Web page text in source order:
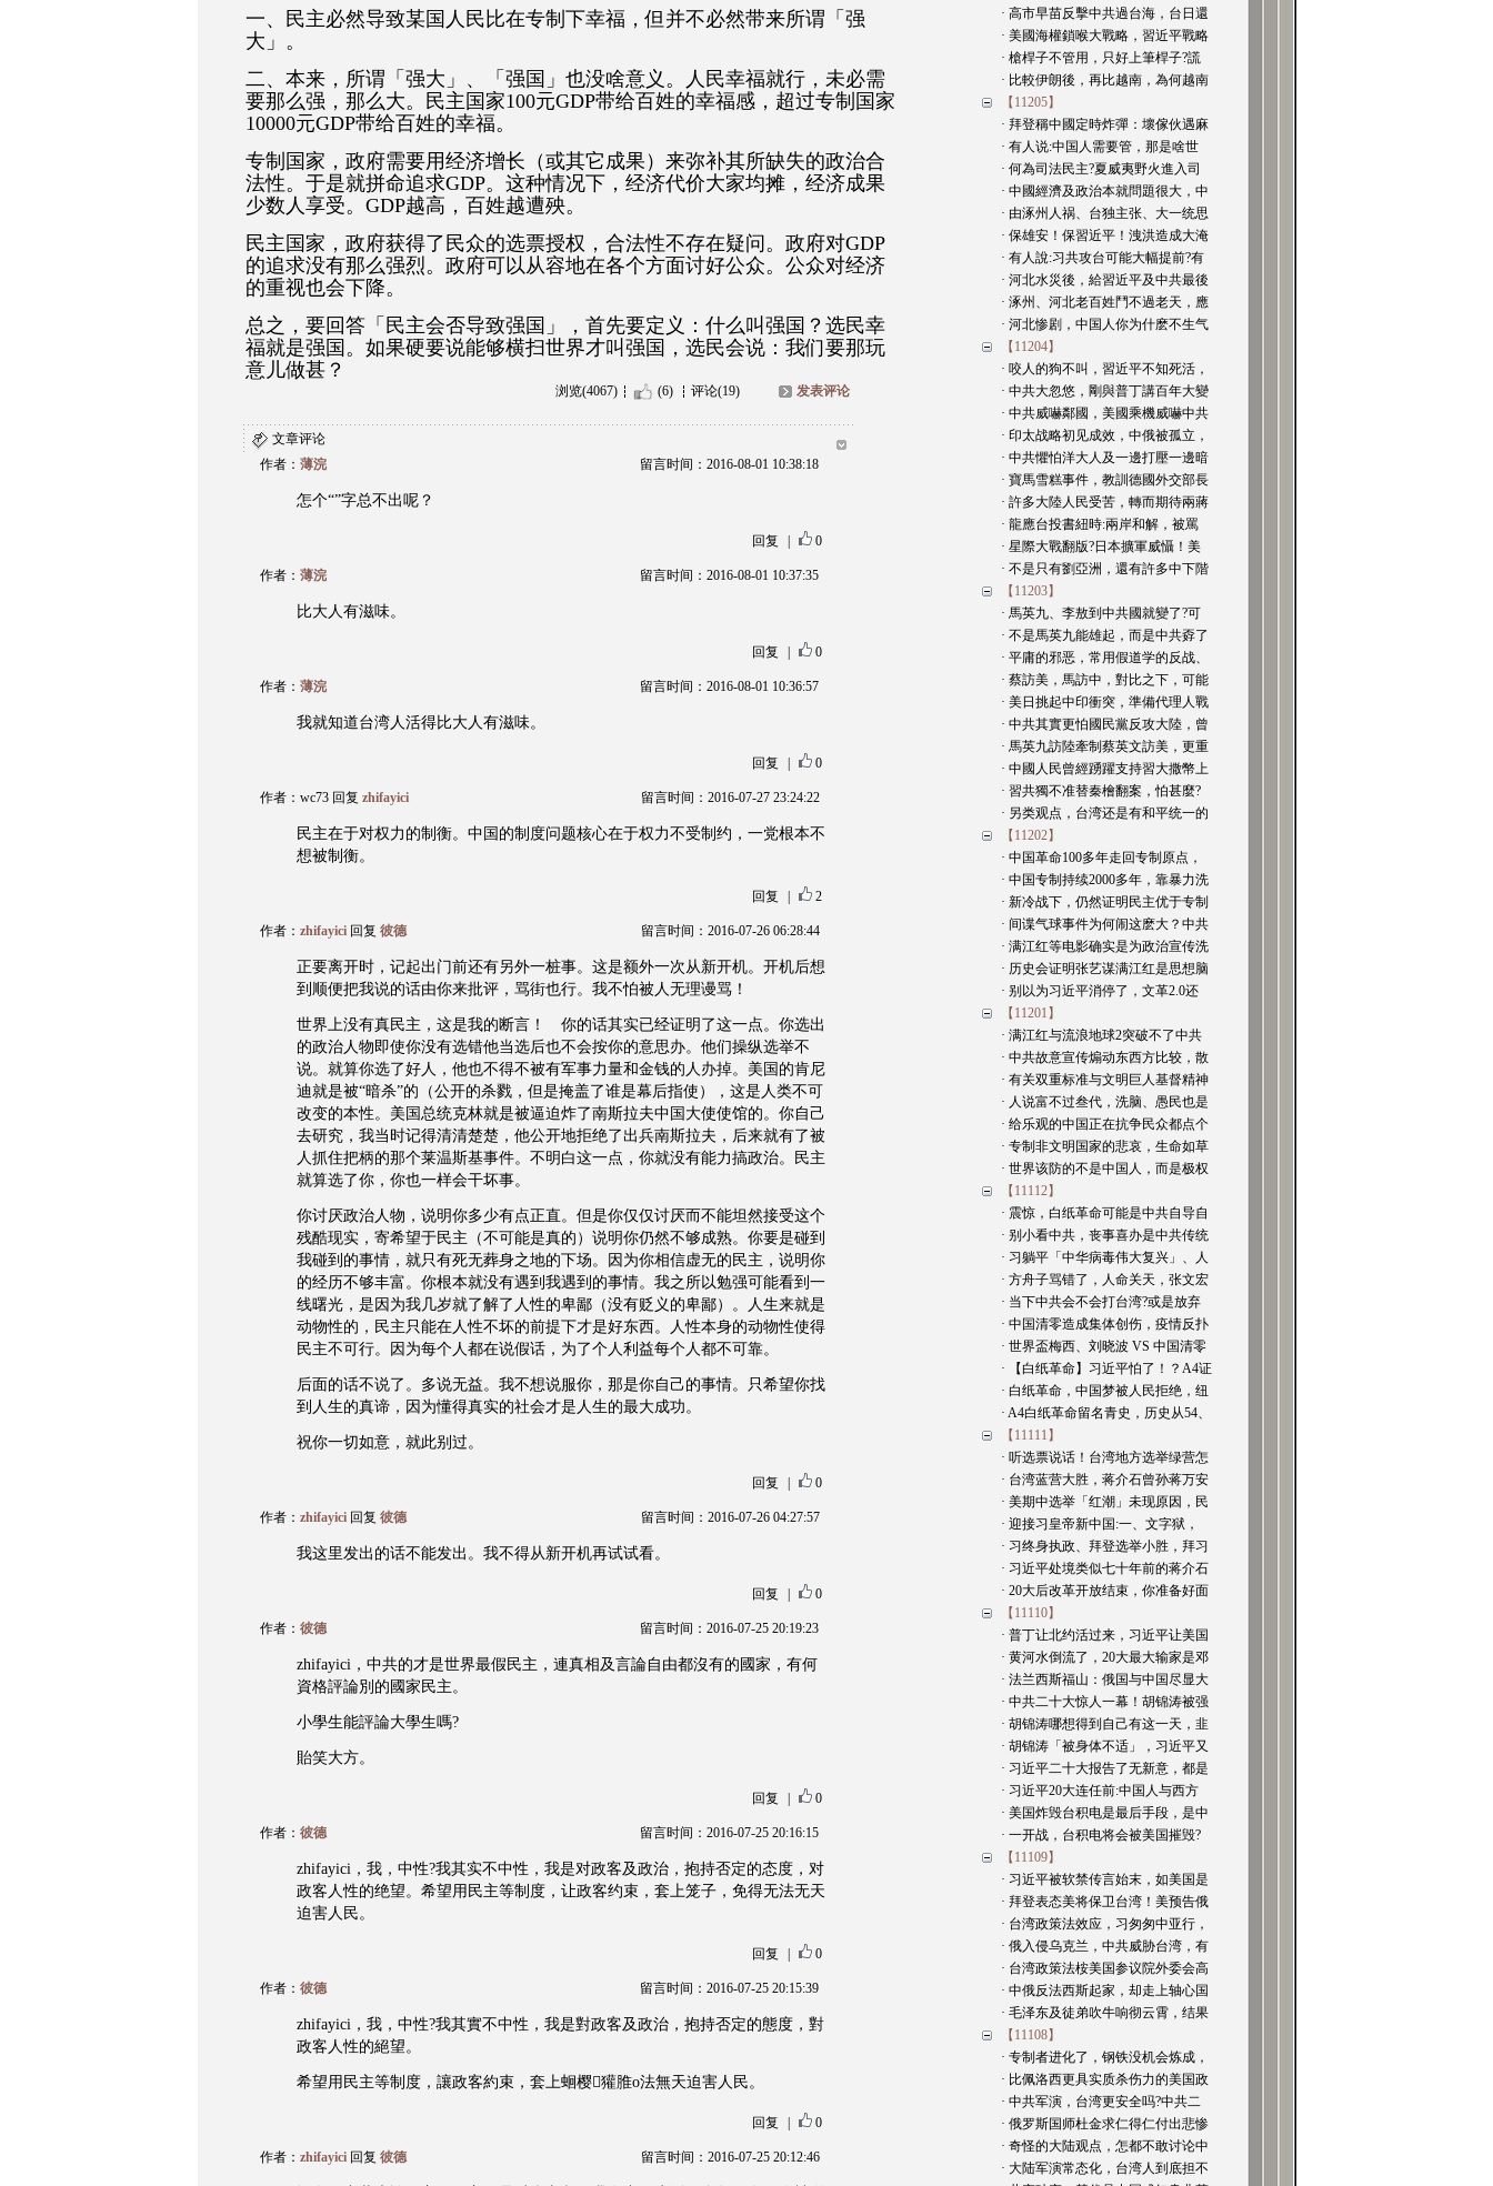
一、民主必然导致某国人民比在专制下幸福，但并不必然带来所谓「强
大」。
二、本来，所谓「强大」、「强国」也没啥意义。人民幸福就行，未必需
要那么强，那么大。民主国家100元GDP带给百姓的幸福感，超过专制国家
10000元GDP带给百姓的幸福。
专制国家，政府需要用经济增长（或其它成果）来弥补其所缺失的政治合
法性。于是就拼命追求GDP。这种情况下，经济代价大家均摊，经济成果
少数人享受。GDP越高，百姓越遭殃。
民主国家，政府获得了民众的选票授权，合法性不存在疑问。政府对GDP
的追求没有那么强烈。政府可以从容地在各个方面讨好公众。公众对经济
的重视也会下降。
总之，要回答「民主会否导致强国」，首先要定义：什么叫强国？选民幸
福就是强国。如果硬要说能够横扫世界才叫强国，选民会说：我们要那玩
意儿做甚？
浏览(4067) (6) 评论(19) 发表评论
文章评论
作者： 薄浣 留言时间：2016-08-01 10:38:18
怎个“”字总不出呢？
回复 0
作者： 薄浣 留言时间：2016-08-01 10:37:35
比大人有滋味。
回复 0
作者： 薄浣 留言时间：2016-08-01 10:36:57
我就知道台湾人活得比大人有滋味。
回复 0
作者：wc73 回复 zhifayici 留言时间：2016-07-27 23:24:22
民主在于对权力的制衡。中国的制度问题核心在于权力不受制约，一党根本不
想被制衡。
回复 2
作者： zhifayici回复 彼德 留言时间：2016-07-26 06:28:44
正要离开时，记起出门前还有另外一桩事。这是额外一次从新开机。开机后想
到顺便把我说的话由你来批评，骂街也行。我不怕被人无理谩骂！
世界上没有真民主，这是我的断言！ 你的话其实已经证明了这一点。你选出
的政治人物即使你没有选错他当选后也不会按你的意思办。他们操纵选举不
说。就算你选了好人，他也不得不被有军事力量和金钱的人办掉。美国的肯尼
迪就是被“暗杀”的（公开的杀戮，但是掩盖了谁是幕后指使），这是人类不可
改变的本性。美国总统克林就是被逼迫炸了南斯拉夫中国大使使馆的。你自己
去研究，我当时记得清清楚楚，他公开地拒绝了出兵南斯拉夫，后来就有了被
人抓住把柄的那个莱温斯基事件。不明白这一点，你就没有能力搞政治。民主
就算选了你，你也一样会干坏事。
你讨厌政治人物，说明你多少有点正直。但是你仅仅讨厌而不能坦然接受这个
残酷现实，寄希望于民主（不可能是真的）说明你仍然不够成熟。你要是碰到
我碰到的事情，就只有死无葬身之地的下场。因为你相信虚无的民主，说明你
的经历不够丰富。你根本就没有遇到我遇到的事情。我之所以勉强可能看到一
线曙光，是因为我几岁就了解了人性的卑鄙（没有贬义的卑鄙）。人生来就是
动物性的，民主只能在人性不坏的前提下才是好东西。人性本身的动物性使得
民主不可行。因为每个人都在说假话，为了个人利益每个人都不可靠。
后面的话不说了。多说无益。我不想说服你，那是你自己的事情。只希望你找
到人生的真谛，因为懂得真实的社会才是人生的最大成功。
祝你一切如意，就此别过。
回复 0
作者： zhifayici回复 彼德 留言时间：2016-07-26 04:27:57
我这里发出的话不能发出。我不得从新开机再试试看。
回复 0
作者： 彼德 留言时间：2016-07-25 20:19:23
zhifayici，中共的才是世界最假民主，連真相及言論自由都沒有的國家，有何
資格評論別的國家民主。
小學生能評論大學生嗎?
貽笑大方。
回复 0
作者： 彼德 留言时间：2016-07-25 20:16:15
zhifayici，我，中性?我其实不中性，我是对政客及政治，抱持否定的态度，对
政客人性的绝望。希望用民主等制度，让政客约束，套上笼子，免得无法无天
迫害人民。
回复 0
作者： 彼德 留言时间：2016-07-25 20:15:39
zhifayici，我，中性?我其實不中性，我是對政客及政治，抱持否定的態度，對
政客人性的絕望。
希望用民主等制度，讓政客約束，套上蛔樱獾脽o法無天迫害人民。
回复 0
作者： zhifayici回复 彼德 留言时间：2016-07-25 20:12:46
· 高市早苗反擊中共過台海，台日還
· 美國海權鎖喉大戰略，習近平戰略
· 槍桿子不管用，只好上筆桿子?謊
· 比較伊朗後，再比越南，為何越南
【11205】
· 拜登稱中國定時炸彈：壞傢伙遇麻
· 有人说:中国人需要管，那是啥世
· 何為司法民主?夏威夷野火進入司
· 中國經濟及政治本就問題很大，中
· 由涿州人祸、台独主张、大一统思
· 保雄安！保習近平！洩洪造成大淹
· 有人說:习共攻台可能大幅提前?有
· 河北水災後，給習近平及中共最後
· 涿州、河北老百姓鬥不過老天，應
· 河北惨剧，中国人你为什麽不生气
【11204】
· 咬人的狗不叫，習近平不知死活，
· 中共大忽悠，剛與普丁講百年大變
· 中共威嚇鄰國，美國乘機威嚇中共
· 印太战略初见成效，中俄被孤立，
· 中共懼怕洋大人及一邊打壓一邊暗
· 寶馬雪糕事件，教訓德國外交部長
· 許多大陸人民受苦，轉而期待兩蔣
· 龍應台投書紐時:兩岸和解，被罵
· 星際大戰翻版?日本擴軍威懾！美
· 不是只有劉亞洲，還有許多中下階
【11203】
· 馬英九、李敖到中共國就變了?可
· 不是馬英九能雄起，而是中共孬了
· 平庸的邪恶，常用假道学的反战、
· 蔡訪美，馬訪中，對比之下，可能
· 美日挑起中印衝突，準備代理人戰
· 中共其實更怕國民黨反攻大陸，曾
· 馬英九訪陸牽制蔡英文訪美，更重
· 中國人民曾經踴躍支持習大撒幣上
· 習共獨不准替秦檜翻案，怕甚麼?
· 另类观点，台湾还是有和平统一的
【11202】
· 中国革命100多年走回专制原点，
· 中国专制持续2000多年，靠暴力洗
· 新冷战下，仍然证明民主优于专制
· 间谍气球事件为何闹这麽大？中共
· 满江红等电影确实是为政治宣传洗
· 历史会证明张艺谋满江红是思想脑
· 别以为习近平消停了，文革2.0还
【11201】
· 满江红与流浪地球2突破不了中共
· 中共故意宣传煽动东西方比较，散
· 有关双重标准与文明巨人基督精神
· 人说富不过叁代，洗脑、愚民也是
· 给乐观的中国正在抗争民众都点个
· 专制非文明国家的悲哀，生命如草
· 世界该防的不是中国人，而是极权
【11112】
· 震惊，白纸革命可能是中共自导自
· 别小看中共，丧事喜办是中共传统
· 习躺平「中华病毒伟大复兴」、人
· 方舟子骂错了，人命关天，张文宏
· 当下中共会不会打台湾?或是放弃
· 中国清零造成集体创伤，疫情反扑
· 世界盃梅西、刘晓波 VS 中国清零
· 【白纸革命】习近平怕了！？A4证
· 白纸革命，中国梦被人民拒绝，纽
· A4白纸革命留名青史，历史从54、
【11111】
· 听选票说话！台湾地方选举绿营怎
· 台湾蓝营大胜，蒋介石曾孙蒋万安
· 美期中选举「红潮」未现原因，民
· 迎接习皇帝新中国:一、文字狱，
· 习终身执政、拜登选举小胜，拜习
· 习近平处境类似七十年前的蒋介石
· 20大后改革开放结束，你准备好面
【11110】
· 普丁让北约活过来，习近平让美国
· 黄河水倒流了，20大最大输家是邓
· 法兰西斯福山：俄国与中国尽显大
· 中共二十大惊人一幕！胡锦涛被强
· 胡锦涛哪想得到自己有这一天，韭
· 胡锦涛「被身体不适」，习近平又
· 习近平二十大报告了无新意，都是
· 习近平20大连任前:中国人与西方
· 美国炸毁台积电是最后手段，是中
· 一开战，台积电将会被美国摧毁?
【11109】
· 习近平被软禁传言始末，如美国是
· 拜登表态美将保卫台湾！美预告俄
· 台湾政策法效应，习匆匆中亚行，
· 俄入侵乌克兰，中共威胁台湾，有
· 台湾政策法桉美国参议院外委会高
· 中俄反法西斯起家，却走上轴心国
· 毛泽东及徒弟吹牛响彻云霄，结果
【11108】
· 专制者进化了，钢铁没机会炼成，
· 比佩洛西更具实质杀伤力的美国政
· 中共军演，台湾更安全吗?中共二
· 俄罗斯国师杜金求仁得仁付出悲惨
· 奇怪的大陆观点，怎都不敢讨论中
· 大陆军演常态化，台湾人到底担不